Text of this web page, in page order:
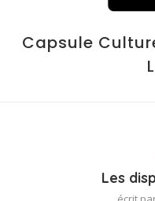
Capsule
Les